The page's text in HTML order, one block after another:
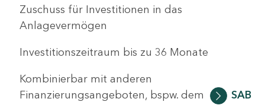
Zuschuss für Investitionen in das
Anlagevermögen
Investitionszeitraum bis zu 36 Monate
Kombinierbar mit anderen
Finanzierungsangeboten, bspw. dem
SAB